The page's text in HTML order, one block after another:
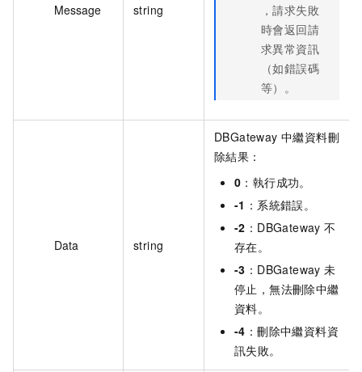
Message string
，請求失敗
時會返回請
求異常資訊
（如錯誤碼
等）。
Data string
DBGateway 中繼資料刪
除結果：
0 ：執行成功。
-1 ：系統錯誤。
-2 ：DBGateway 不
存在。
-3 ：DBGateway 未
停止，無法刪除中繼
資料。
-4 ：刪除中繼資料資
訊失敗。